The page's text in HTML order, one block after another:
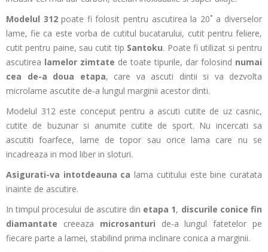
Modelul 312poate fi folosit pentru ascutirea la 20˚ a diverselor
lame, fie ca este vorba de cutitul bucatarului, cutit pentru feliere,
cutit pentru paine, sau cutit tip Santoku. Poate fi utilizat si pentru
ascutirea lamelor zimtate de toate tipurile, dar folosind numai
cea de-a doua etapa, care va ascuti dintii si va dezvolta
microlame ascutite de-a lungul marginii acestor dinti.
Modelul 312 este conceput pentru a ascuti cutite de uz casnic,
cutite de buzunar si anumite cutite de sport. Nu incercati sa
ascutiti foarfece, lame de topor sau orice lama care nu se
incadreaza in mod liber in sloturi.
Asigurati-va intotdeauna ca lama cutitului este bine curatata
inainte de ascutire.
In timpul procesului de ascutire din etapa 1, discurile conice fin
diamantate creeaza microsanturi de-a lungul fatetelor pe
fiecare parte a lamei, stabilind prima inclinare conica a marginii.